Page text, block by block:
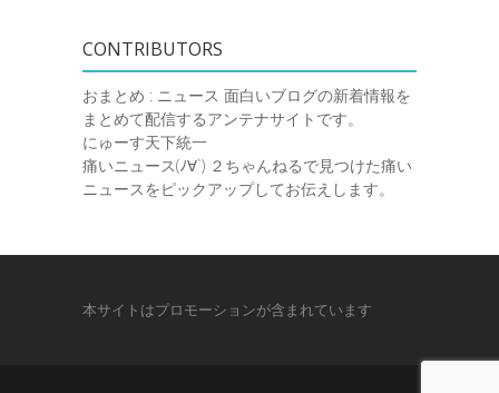
CONTRIBUTORS
おまとめ : ニュース 面白いブログの新着情報を
まとめて配信するアンテナサイトです。
にゅーす天下統一
痛いニュース(ﾉ∀`) ２ちゃんねるで見つけた痛い
ニュースをピックアップしてお伝えします。
本サイトはプロモーションが含まれています